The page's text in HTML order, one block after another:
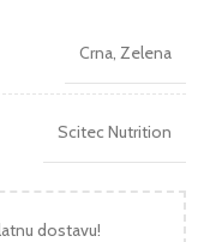
Crna, Zelena
Scitec Nutrition
dostavu!